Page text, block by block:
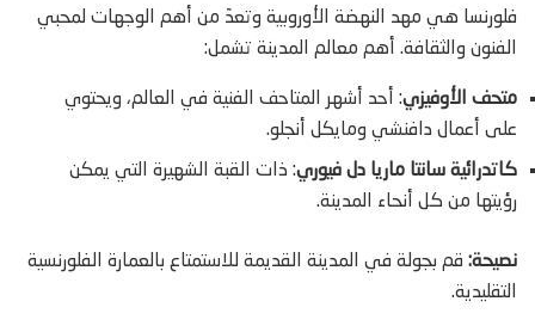
فلورنسا هي مهد النهضة الأوروبية وتعدّ من أهم الوجهات لمحبي
الفنون والثقافة. أهم معالم المدينة تشمل:
متحف الأوفيزي: أحد أشهر المتاحف الفنية في العالم، ويحتوي
على أعمال دافنشي ومايكل أنجلو.
كاتدرائية سانتا ماريا دل فيوري: ذات القبة الشهيرة التي يمكن
رؤيتها من كل أنحاء المدينة.
نصيحة: قم بجولة في المدينة القديمة للاستمتاع بالعمارة الفلورنسية
التقليدية.